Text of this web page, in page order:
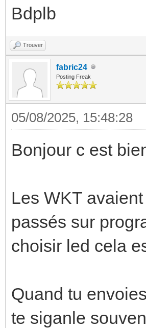
Bdplb
Trouver
fabric24
Posting Freak
05/08/2025, 15:48:28
Bonjour c est
Les WKT
passés sur
choisir led cela
Quand tu
te siganle